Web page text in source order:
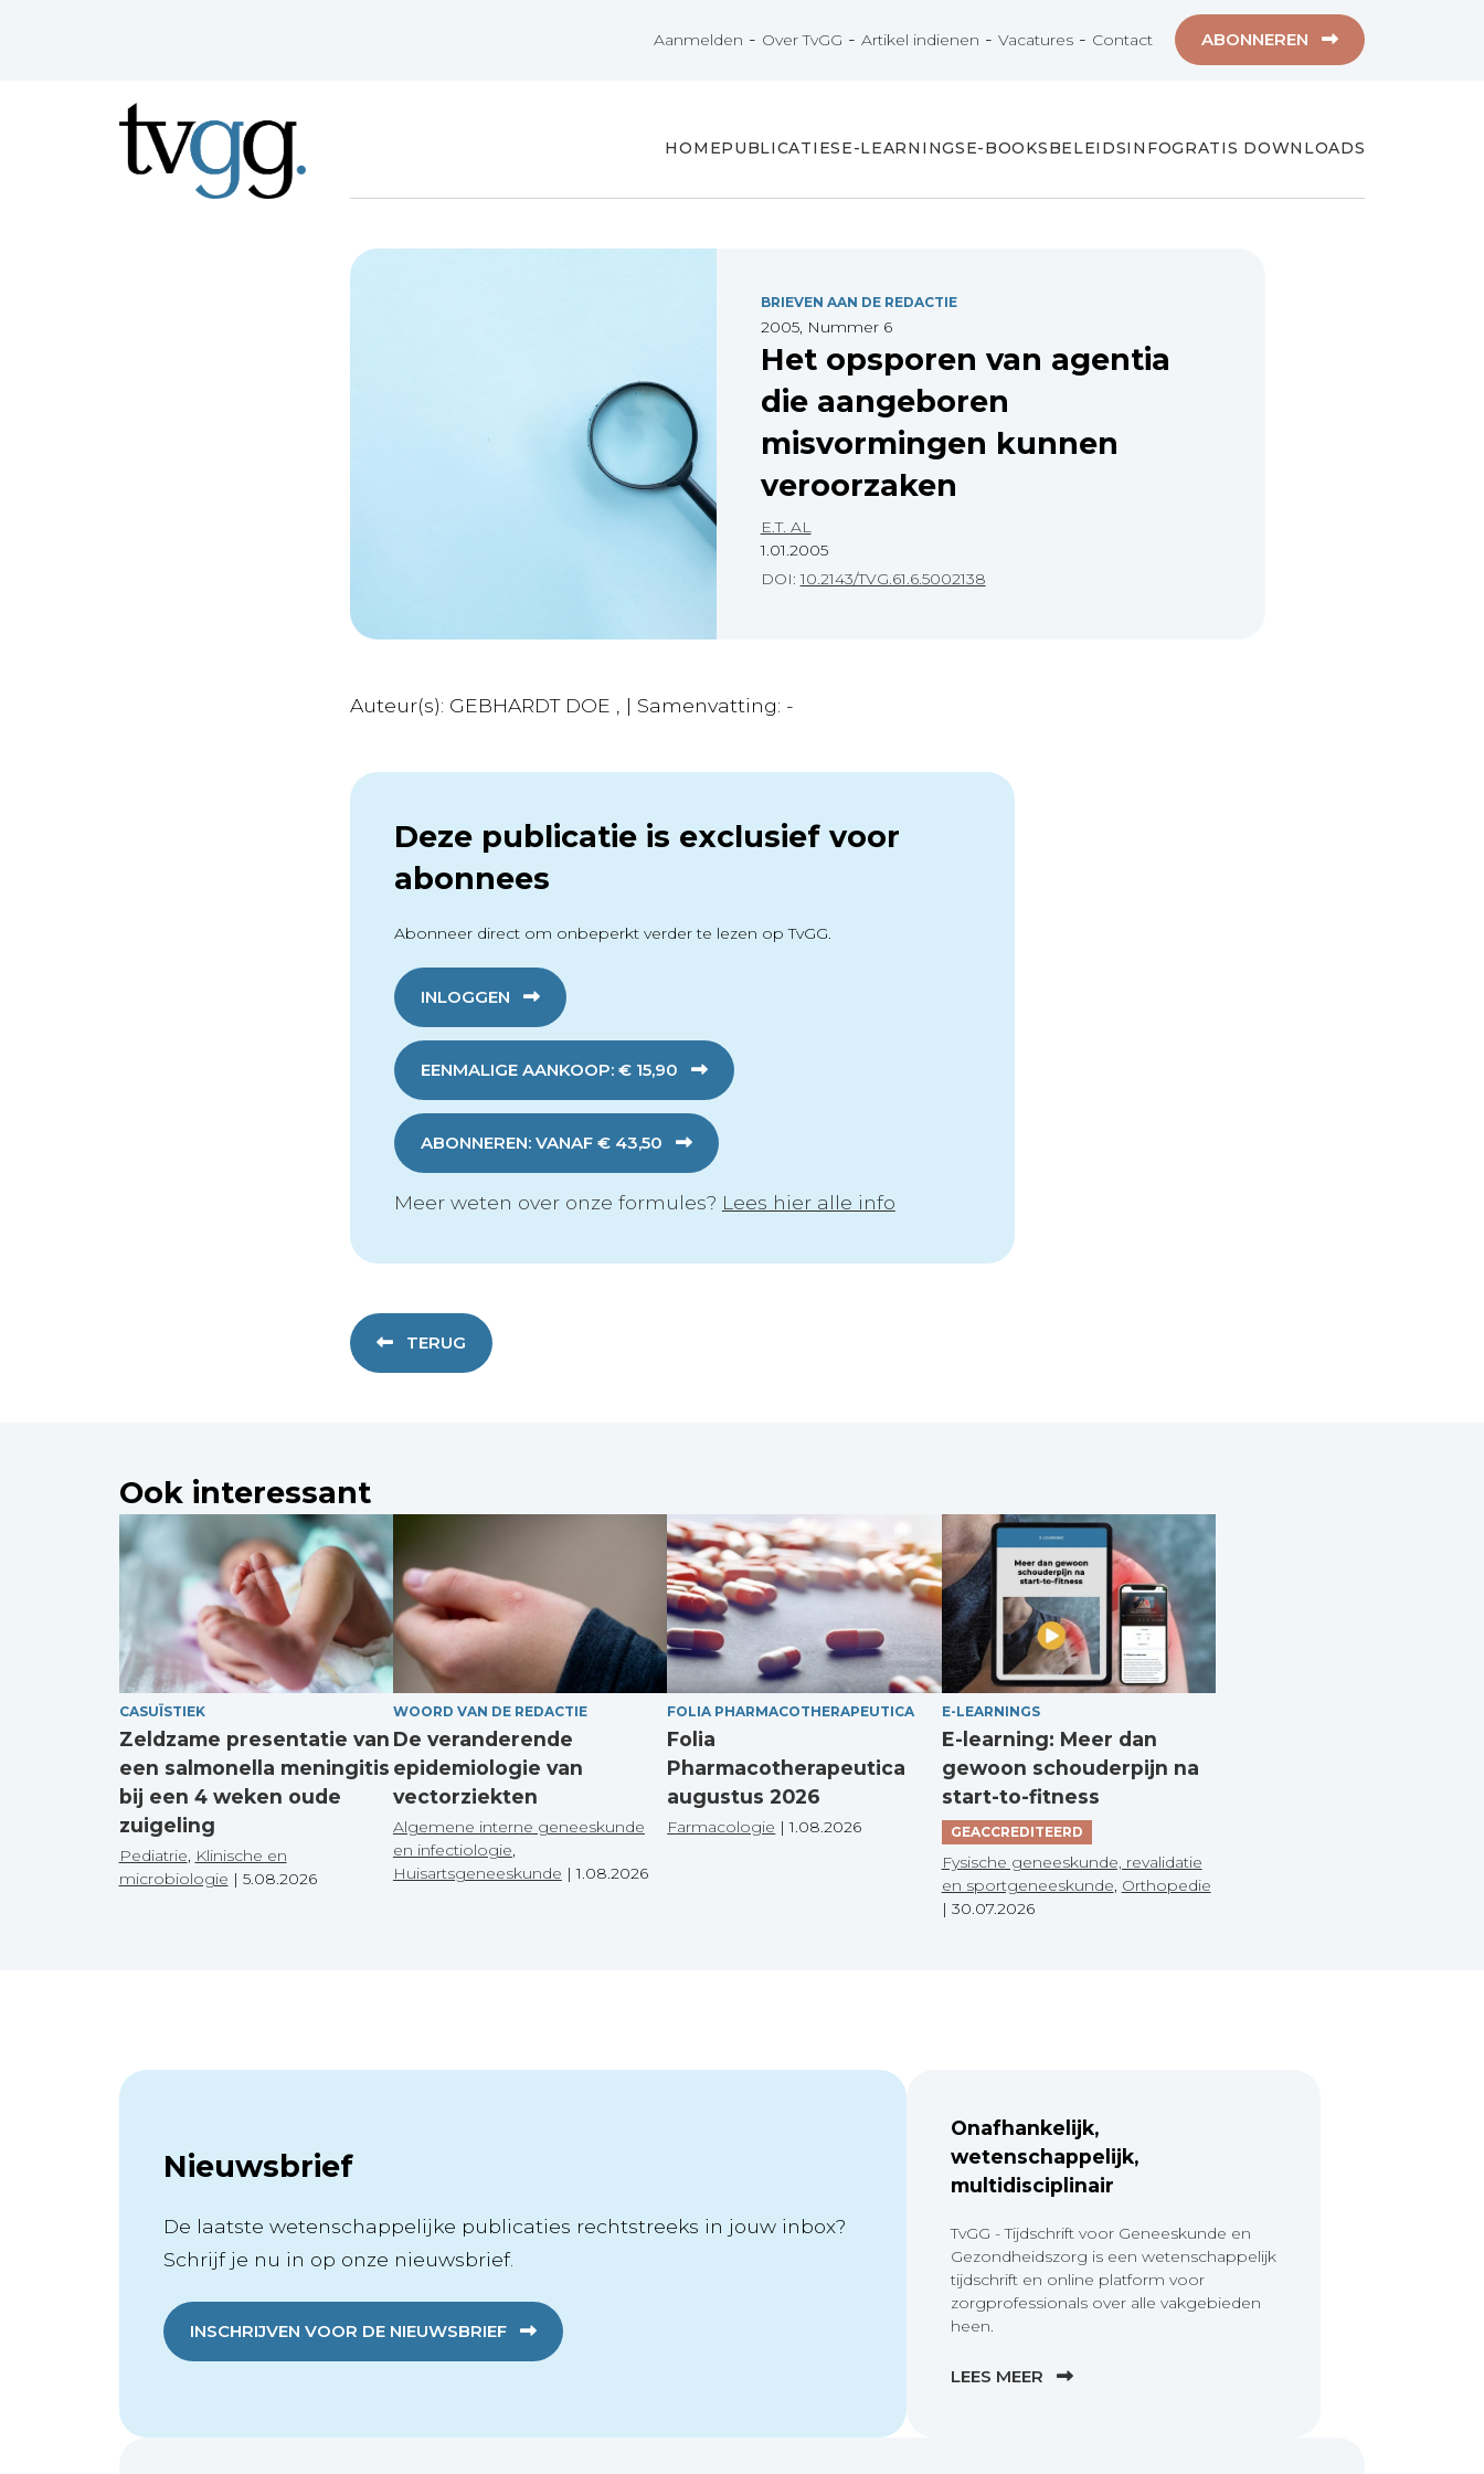
Aanmelden - Over TvGG -Artikel indienen -Vacatures - Contact ABONNEREN
HOMEPUBLICATIESE-LEARNINGSE-BOOKSBELEIDSINFOGRATIS DOWNLOADS
BRIEVEN AAN DE REDACTIE
2005, Nummer 6
Het opsporen van agentia
die aangeboren
misvormingen kunnen
veroorzaken
E.T. AL
1.01.2005
DOI:10.2143/TVG.61.6.5002138
Auteur(s): GEBHARDT DOE , | Samenvatting: -
Deze publicatie is exclusief voor
abonnees
Abonneer direct om onbeperkt verder te lezen op TvGG.
INLOGGEN
EENMALIGE AANKOOP: € 15,90
ABONNEREN: VANAF € 43,50
Meer weten over onze formules? Lees hier alle info
TERUG
Ook interessant
CASUÏSTIEK
Zeldzame presentatie van
een salmonella meningitis
bij een 4 weken oude
zuigeling
Pediatrie Klinische en
microbiologie | 5.08.2026
WOORD VAN DE REDACTIE
De veranderende
epidemiologie van
vectorziekten
Algemene interne geneeskunde
en infectiologie
Huisartsgeneeskunde |1.08.2026
FOLIA PHARMACOTHERAPEUTICA
Folia
Pharmacotherapeutica
augustus 2026
Farmacologie |1.08.2026
E-LEARNINGS
E-learning: Meer dan
gewoon schouderpijn na
start-to-fitness
GEACCREDITEERD
Fysische geneeskunde, revalidatie
en sportgeneeskunde Orthopedie
| 30.07.2026
Nieuwsbrief
De laatste wetenschappelijke publicaties rechtstreeks in jouw inbox?
Schrijf je nu in op onze nieuwsbrief.
INSCHRIJVEN VOOR DE NIEUWSBRIEF
Onafhankelijk,
wetenschappelijk,
multidisciplinair
TvGG - Tijdschrift voor Geneeskunde en
Gezondheidszorg is een wetenschappelijk
tijdschrift en online platform voor
zorgprofessionals over alle vakgebieden
heen.
LEES MEER